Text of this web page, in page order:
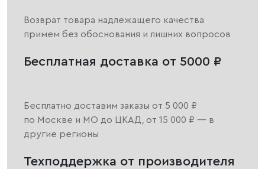
Возврат товара надлежащего качества
примем без обоснования и лишних вопросов
Бесплатная доставка от 5000 ₽
Бесплатно доставим заказы от 5 000 ₽
по Москве и МО до ЦКАД, от 15 000 ₽ — в
другие регионы
Техподдержка от производителя